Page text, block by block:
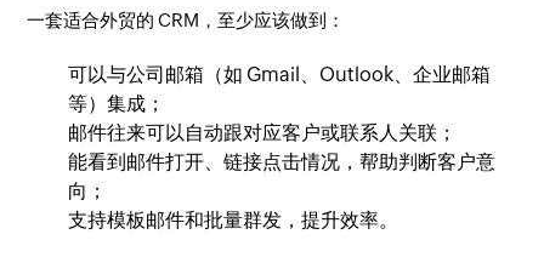
一套适合外贸的 CRM，至少应该做到：
可以与公司邮箱（如 Gmail、Outlook、企业邮箱
等）集成；
邮件往来可以自动跟对应客户或联系人关联；
能看到邮件打开、链接点击情况，帮助判断客户意
向；
支持模板邮件和批量群发，提升效率。